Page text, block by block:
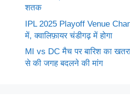
शतक
IPL 2025 Playoff Venue
में, क्वालिफ़ायर चंडीगढ़ में होगा
MI vs DC मैच पर बारिश का
से की जगह बदलने की मांग